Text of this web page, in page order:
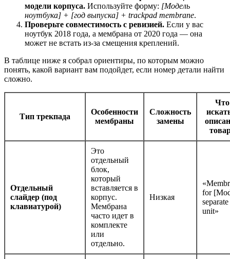
модели корпуса. Используйте форму: [Модель
ноутбука] + [год выпуска] + trackpad membrane.
Проверьте совместимость с ревизией. Если у вас
ноутбук 2018 года, а мембрана от 2020 года — она
может не встать из-за смещения креплений.
В таблице ниже я собрал ориентиры, по которым можно
понять, какой вариант вам подойдет, если номер детали найти
сложно.
Тип трекпада
Особенности
мембраны
Сложность
замены
Что
Отдельный
слайдер (под
клавиатурой)
Это
отдельный
блок,
который
вставляется в
корпус.
Мембрана
часто идет в
комплекте
или
отдельно.
Низкая
for
separate
unit»